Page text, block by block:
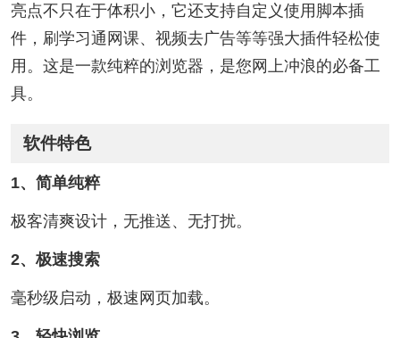
亮点不只在于体积小，它还支持自定义使用脚本插
件，刷学习通网课、视频去广告等等强大插件轻松使
用。这是一款纯粹的浏览器，是您网上冲浪的必备工
具。
软件特色
1、简单纯粹
极客清爽设计，无推送、无打扰。
2、极速搜索
毫秒级启动，极速网页加载。